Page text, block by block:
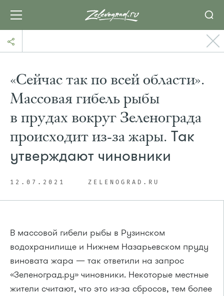
«Сейчас так по всей области».
Массовая гибель рыбы
в прудах вокруг Зеленограда
происходит из-за жары. Так
утверждают чиновники
12.07.2021 ZELENOGRAD.RU
В массовой гибели рыбы в Рузинском
водохранилище и Нижнем Назарьевском пруду
виновата жара — так ответили на запрос
«Зеленоград.ру» чиновники. Некоторые местные
жители считают, что это из-за сбросов, тем более